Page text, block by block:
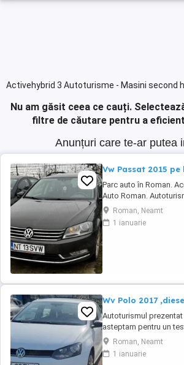
Activehybrid 3 Autoturisme - Masini second
Nu am găsit ceea ce cauți.
filtre de căutare pentru a
Anunțuri care te-ar putea
Vw Passat 2015 pe
Parc auto în Roman.
Auto Roman.
Înmatriculat România,
Funcționare
accepta orice
Roman, Neamt
1 ianuarie
Wv Polo 2017
Autoturismul
asteptam pentru un
cu privire la optiunile ,
puteți contacta
Cumparari Auto va
Roman, Neamt
1 ianuarie